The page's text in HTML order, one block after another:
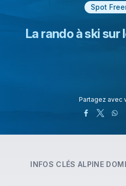
Spot
La rando à ski sur
Partagez avec
INFOS CLÉSALPINE